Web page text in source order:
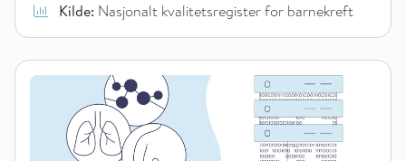
Kilde: Nasjonalt kvalitetsregister for barnekreft